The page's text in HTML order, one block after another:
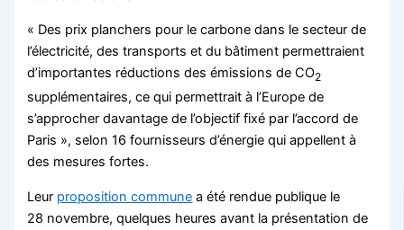
« Des prix planchers pour le carbone dans le secteur de
l’électricité, des transports et du bâtiment permettraient
d’importantes réductions des émissions de CO2
supplémentaires, ce qui permettrait à l’Europe de
s’approcher davantage de l’objectif fixé par l’accord de
Paris », selon 16 fournisseurs d’énergie qui appellent à
des mesures fortes.
Leur proposition commune a été rendue publique le
28 novembre, quelques heures avant la présentation de